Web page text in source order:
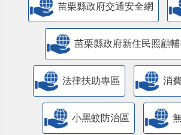
苗栗縣政府交通安全網
苗栗縣政府新住民照顧
法律扶助專區 消
小黑蚊防治區